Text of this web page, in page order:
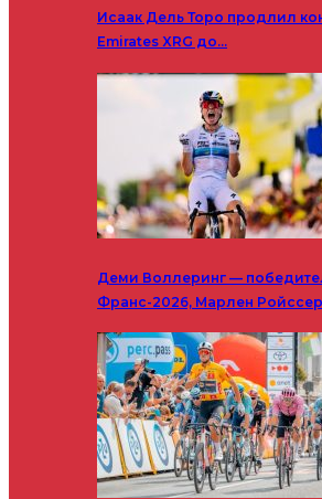
Исаак Дель Торо продлил
Emirates XRG до…
Деми Воллеринг —
Франс-2026, Марлен